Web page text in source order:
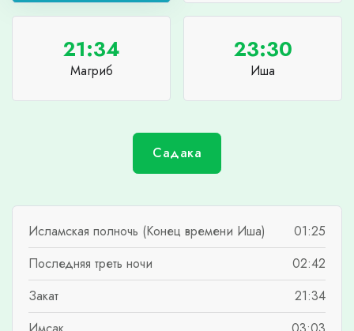
21:34
Магриб
23:30
Иша
Садака
Исламская полночь (Конец времени Иша)
01:25
Последняя треть ночи
02:42
Закат
21:34